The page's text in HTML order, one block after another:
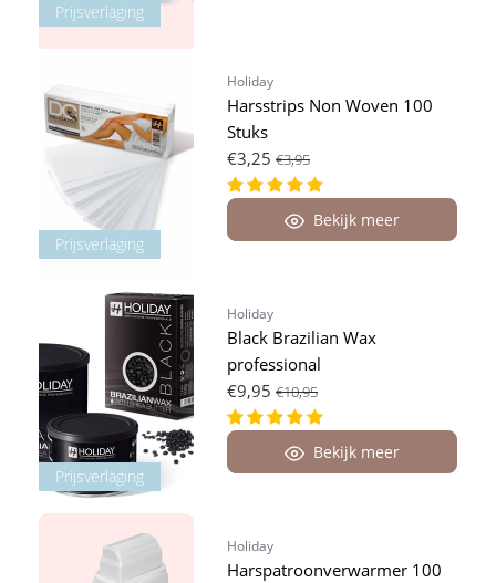
Prijsverlaging
Prijsverlaging
Holiday
Harsstrips Non Woven 100
Stuks
€3,25 €3,95
Bekijk meer
Prijsverlaging
Holiday
Black Brazilian Wax
professional
€9,95 €10,95
Bekijk meer
Holiday
Harspatroonverwarmer 100